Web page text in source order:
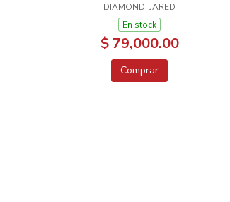
DIAMOND, JARED
En stock
$ 79,000.00
Comprar